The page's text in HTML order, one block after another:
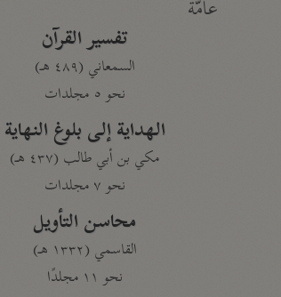
عامّة
تفسير القرآن
السمعاني (٤٨٩ هـ)
نحو ٥ مجلدات
الهداية إلى بلوغ النهاية
مكي بن أبي طالب (٤٣٧ هـ)
نحو ٧ مجلدات
محاسن التأويل
القاسمي (١٣٣٢ هـ)
نحو ١١ مجلدًا